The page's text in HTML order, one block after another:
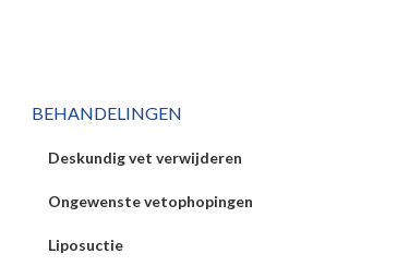
BEHANDELINGEN
Deskundig vet verwijderen
Ongewenste vetophopingen
Liposuctie